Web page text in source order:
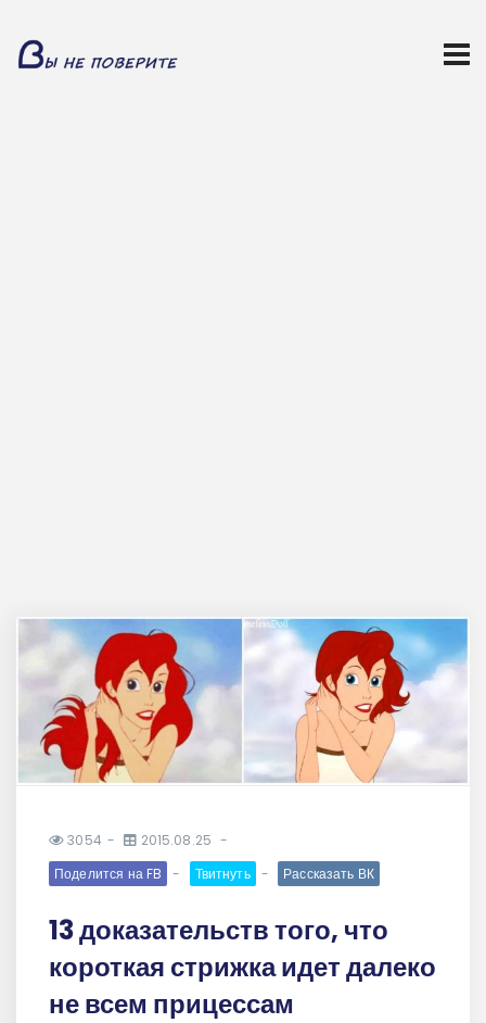
3054
2015.08.25
Поделится на FB
Твитнуть Рассказать ВК
13 доказательств того, что
короткая стрижка идет далеко
не всем прицессам